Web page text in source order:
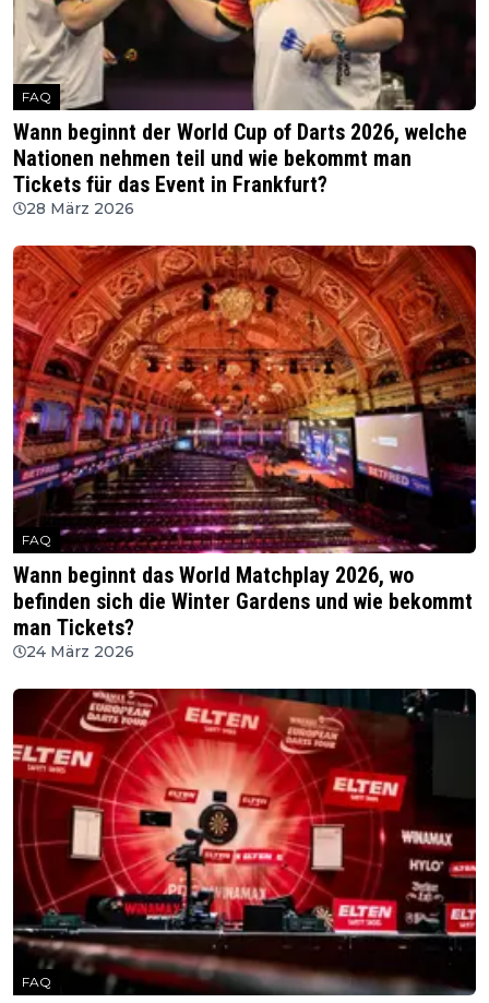
FAQ
Wann beginnt der World Cup of Darts 2026, welche
Nationen nehmen teil und wie bekommt man
Tickets für das Event in Frankfurt?
28 März 2026
FAQ
Wann beginnt das World Matchplay 2026, wo
befinden sich die Winter Gardens und wie bekommt
man Tickets?
24 März 2026
FAQ